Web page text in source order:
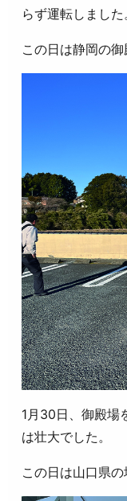
らず運転しました
この日は静岡の御
1月30日、御殿場
は壮大でした。
この日は山口県の